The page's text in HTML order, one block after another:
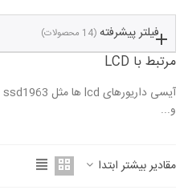
فیلتر پیشرفته (14 محصولات)
مرتبط با LCD
و...
مقادیر بیشتر ابتدا